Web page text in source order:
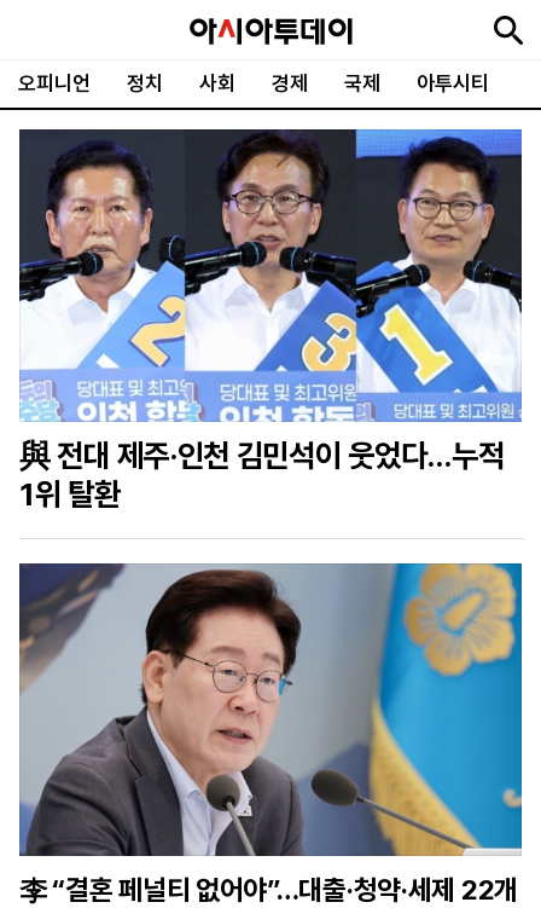
오피니언 정치 사회 경제 국제 아투시티
뉴
스
최
신
속
보
정
치
사
회
경
제
국
제
오
피
니
언
피
플
아
투
시
티
문
화
스
포
츠
포
토
ENGLISH
中
文
Tiếng
Việt
지
면
기
신
문
독
후
원
기
제
보
시
회
사
개
앱
설
마
켓
파
운
세
골
프
與 전대 제주·인천 김민석이 웃었다…누적
1위 탈환
李 “결혼 페널티 없어야”…대출·청약·세제 22개